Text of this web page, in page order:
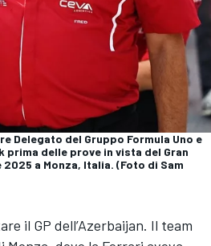
Delegato del Gruppo Formula Uno e
prima delle prove in vista del Gran
a Monza, Italia. (Foto di Sam
il GP dell’Azerbaijan. Il team